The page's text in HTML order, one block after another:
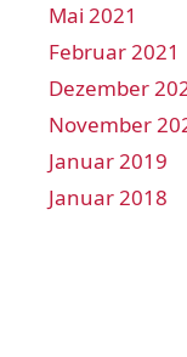
Mai 2021
Februar 2021
Dezember
November
Januar 2019
Januar 2018